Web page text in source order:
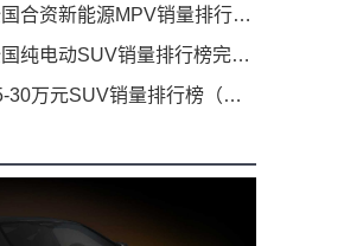
新能源MPV销量排行榜完整版(零售量
电动SUV销量排行榜完整版(零售量
元SUV销量排行榜（零售量）